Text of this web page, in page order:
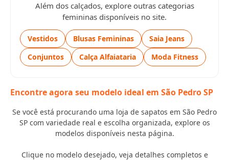
Além dos calçados, explore outras categorias
femininas disponíveis no site.
Vestidos Blusas Femininas
Saia Jeans
Conjuntos
Calça Alfaiataria Moda Fitness
Encontre agora seu modelo ideal em São Pedro SP
Se você está procurando uma loja de sapatos em São Pedro
SP com variedade real e escolha organizada, explore os
modelos disponíveis nesta página.
Clique no modelo desejado, veja detalhes completos e